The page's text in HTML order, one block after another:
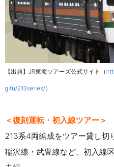
【出典】JR東海ツアーズ公式サイト（
gifu/213series/）
＜復刻運転・初入線ツアー＞
213系4両編成をツアー貸し切
稲沢線・武豊線など、初入線